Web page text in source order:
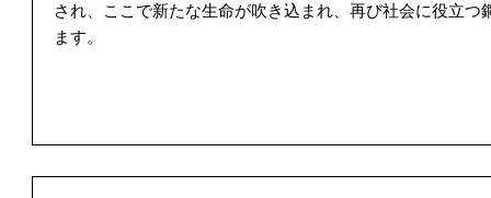
され、ここで新たな生命が吹き込まれ、再び社会に役立つ
ます。